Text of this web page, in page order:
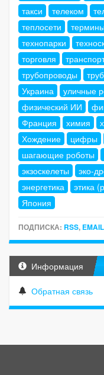
такси
телеком
теплосети
технопарки
торговля
трубопроводы
Украина
уличные
физический ИИ
Франция
химия
Хождение
цифры
шагающие роботы
экзоскелеты
эко-
энергетика
этика
Япония
ПОДПИСКА: RSS, EMAIL
Информация
Обратная связь